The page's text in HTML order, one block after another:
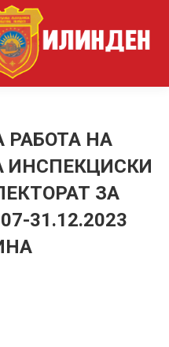
РАБОТА НА
ИНСПЕКЦИСКИ
ЗА
31.12.2023